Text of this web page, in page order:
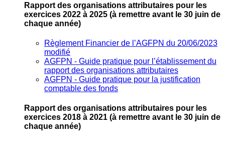
Rapport des organisations attributaires pour les
exercices 2022 à 2025 (à remettre avant le 30 juin de
chaque année)
Règlement Financier de l’AGFPN du 20/06/2023
modifié
AGFPN ‐ Guide pratique pour l’établissement du
rapport des organisations attributaires
AGFPN ‐ Guide pratique pour la justification
comptable des fonds
Rapport des organisations attributaires pour les
exercices 2018 à 2021 (à remettre avant le 30 juin de
chaque année)